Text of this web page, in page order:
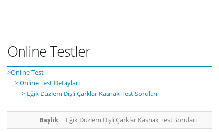
Online Testler
>Online Test
> Online Test Detayları
> Eğik Düzlem Dişli Çarklar Kasnak Test Soruları
Başlık
Eğik Düzlem Dişli Çarklar Kasnak Test Soruları